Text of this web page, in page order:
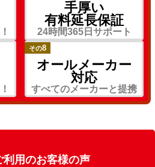
手厚い
有料延長保証
24時間365日サポート
その8
オールメーカー
対応
すべてのメーカーと提携
利用のお客様の声